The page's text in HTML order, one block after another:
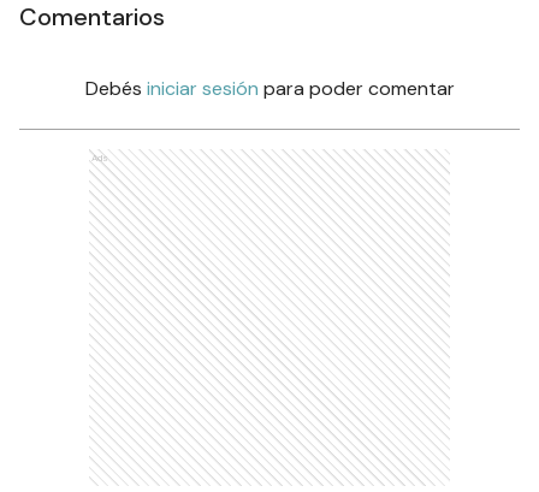
Comentarios
Debés iniciar sesión para poder comentar
Ads